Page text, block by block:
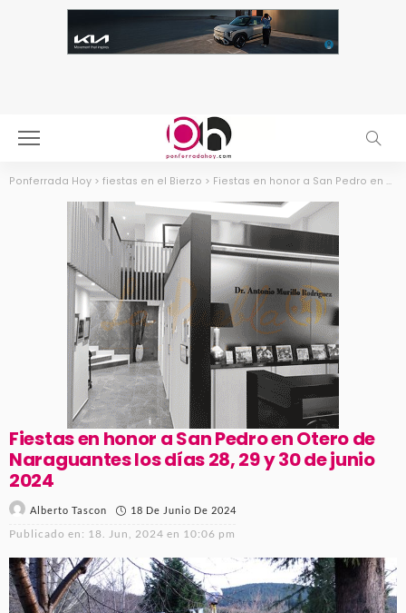
Ponferrada Hoy > fiestas en el Bierzo > Fiestas en honor a San Pedro en Otero de Naraguantes los días 28, 29 y 30 de junio 2024
Fiestas en honor a San Pedro en Otero de
Naraguantes los días 28, 29 y 30 de junio
2024
Alberto Tascon 18 De Junio De 2024
Publicado en: 18. Jun, 2024 en 10:06 pm